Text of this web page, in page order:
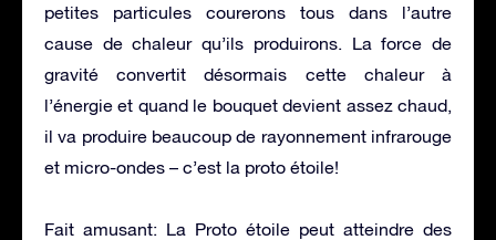
petites particules courerons tous dans l’autre
cause de chaleur qu’ils produirons. La force de
gravité convertit désormais cette chaleur à
l’énergie et quand le bouquet devient assez chaud,
il va produire beaucoup de rayonnement infrarouge
et micro-ondes – c’est la proto étoile!
Fait amusant: La Proto étoile peut atteindre des